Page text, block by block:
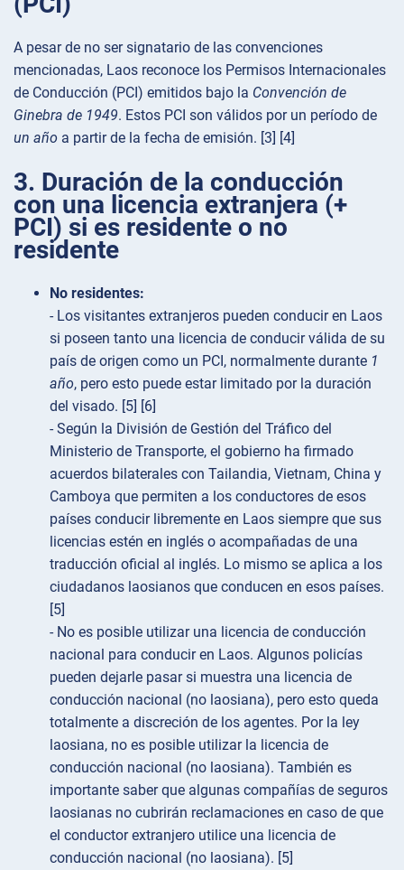
A pesar de no ser signatario de las convenciones
mencionadas, Laos reconoce los Permisos Internacionales
de Conducción (PCI) emitidos bajo la Convención de
Ginebra de 1949. Estos PCI son válidos por un período de
un año a partir de la fecha de emisión. [3] [4]
3. Duración de la conducción
con una licencia extranjera (+
PCI) si es residente o no
residente
No residentes:
- Los visitantes extranjeros pueden conducir en Laos
si poseen tanto una licencia de conducir válida de su
país de origen como un PCI, normalmente durante 1
año, pero esto puede estar limitado por la duración
del visado. [5] [6]
- Según la División de Gestión del Tráfico del
Ministerio de Transporte, el gobierno ha firmado
acuerdos bilaterales con Tailandia, Vietnam, China y
Camboya que permiten a los conductores de esos
países conducir libremente en Laos siempre que sus
licencias estén en inglés o acompañadas de una
traducción oficial al inglés. Lo mismo se aplica a los
ciudadanos laosianos que conducen en esos países.
[5]
- No es posible utilizar una licencia de conducción
nacional para conducir en Laos. Algunos policías
pueden dejarle pasar si muestra una licencia de
conducción nacional (no laosiana), pero esto queda
totalmente a discreción de los agentes. Por la ley
laosiana, no es posible utilizar la licencia de
conducción nacional (no laosiana). También es
importante saber que algunas compañías de seguros
laosianas no cubrirán reclamaciones en caso de que
el conductor extranjero utilice una licencia de
conducción nacional (no laosiana). [5]